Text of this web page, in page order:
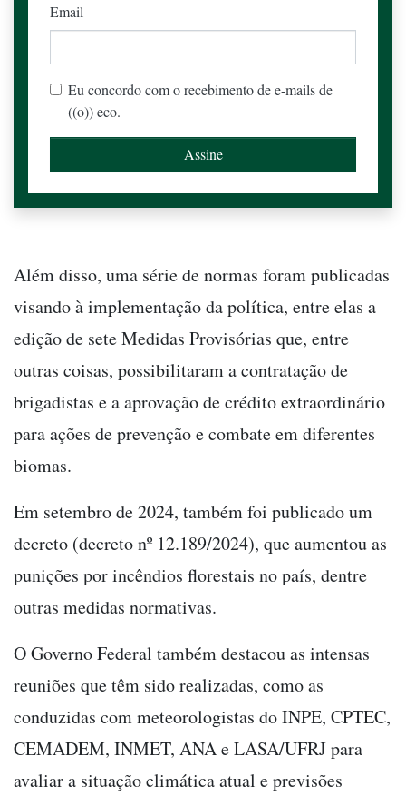
Email
Eu concordo com o recebimento de e-mails de
((o)) eco.
Além disso, uma série de normas foram publicadas
visando à implementação da política, entre elas a
edição de sete Medidas Provisórias que, entre
outras coisas, possibilitaram a contratação de
brigadistas e a aprovação de crédito extraordinário
para ações de prevenção e combate em diferentes
biomas.
Em setembro de 2024, também foi publicado um
decreto (decreto nº 12.189/2024), que aumentou as
punições por incêndios florestais no país, dentre
outras medidas normativas.
O Governo Federal também destacou as intensas
reuniões que têm sido realizadas, como as
conduzidas com meteorologistas do INPE, CPTEC,
CEMADEM, INMET, ANA e LASA/UFRJ para
avaliar a situação climática atual e previsões